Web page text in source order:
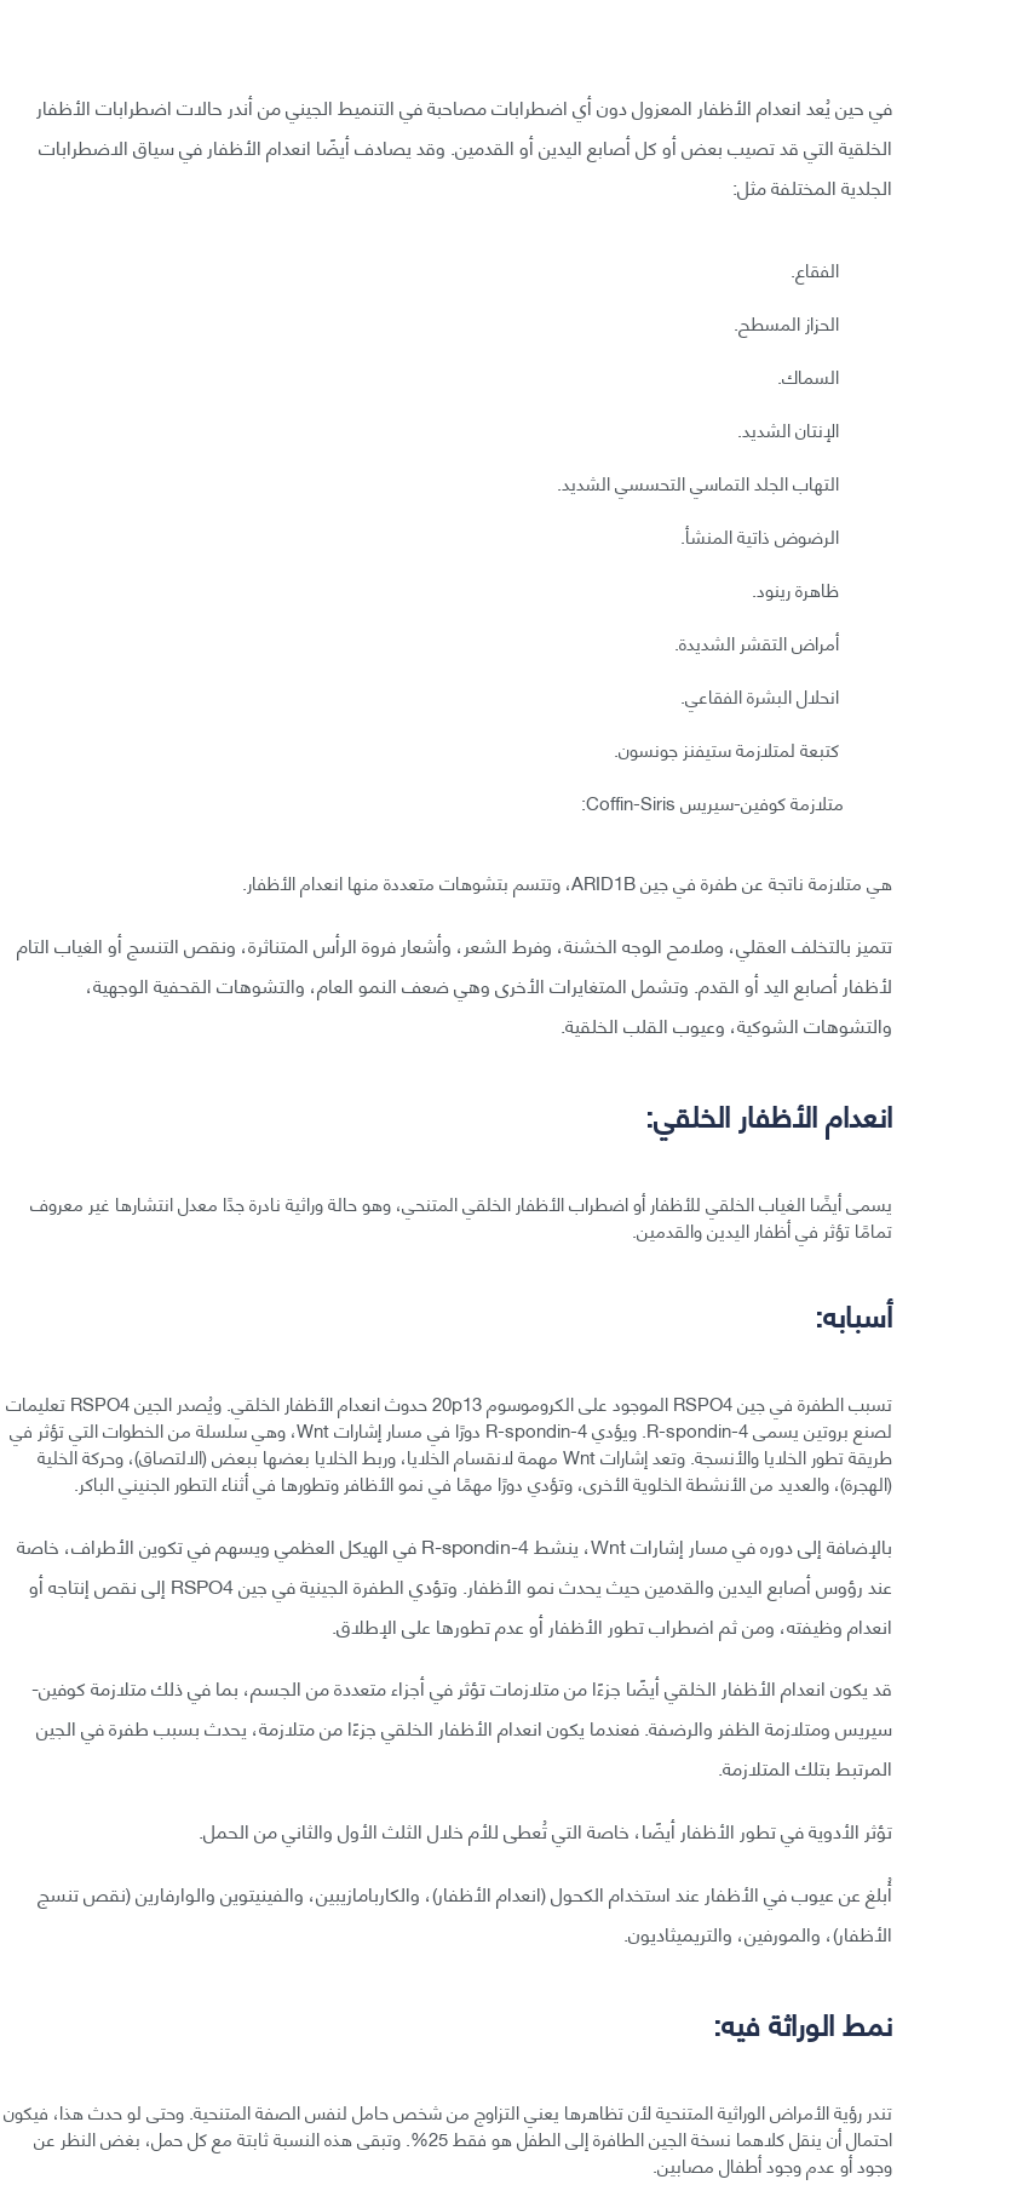
في حين يُعد انعدام الأظفار المعزول دون أي اضطرابات مصاحبة في التنميط الجيني من أندر حالات اضطرابات الأظفار
الخلقية التي قد تصيب بعض أو كل أصابع اليدين أو القدمين. وقد يصادف أيضًا انعدام الأظفار في سياق الاضطرابات
الجلدية المختلفة مثل:
الفقاع.
الحزاز المسطح.
السماك.
الإنتان الشديد.
التهاب الجلد التماسي التحسسي الشديد.
الرضوض ذاتية المنشأ.
ظاهرة رينود.
أمراض التقشر الشديدة.
انحلال البشرة الفقاعي.
كتبعة لمتلازمة ستيفنز جونسون.
متلازمة كوفين-سيريس Coffin-Siris:
هي متلازمة ناتجة عن طفرة في جين ARID1B، وتتسم بتشوهات متعددة منها انعدام الأظفار.
تتميز بالتخلف العقلي، وملامح الوجه الخشنة، وفرط الشعر، وأشعار فروة الرأس المتناثرة، ونقص التنسج أو الغياب التام
لأظفار أصابع اليد أو القدم. وتشمل المتغايرات الأخرى وهي ضعف النمو العام، والتشوهات القحفية الوجهية،
والتشوهات الشوكية، وعيوب القلب الخلقية.
انعدام الأظفار الخلقي:
يسمى أيضًا الغياب الخلقي للأظفار أو اضطراب الأظفار الخلقي المتنحي، وهو حالة وراثية نادرة جدًا معدل انتشارها غير معروف
تمامًا تؤثر في أظفار اليدين والقدمين.
أسبابه:
تسبب الطفرة في جين RSPO4 الموجود على الكروموسوم 20p13 حدوث انعدام الأظفار الخلقي. ويُصدر الجين RSPO4 تعليمات
لصنع بروتين يسمى R-spondin-4. ويؤدي R-spondin-4 دورًا في مسار إشارات Wnt، وهي سلسلة من الخطوات التي تؤثر في
طريقة تطور الخلايا والأنسجة. وتعد إشارات Wnt مهمة لانقسام الخلايا، وربط الخلايا بعضها ببعض (الالتصاق)، وحركة الخلية
(الهجرة)، والعديد من الأنشطة الخلوية الأخرى، وتؤدي دورًا مهمًا في نمو الأظافر وتطورها في أثناء التطور الجنيني الباكر.
بالإضافة إلى دوره في مسار إشارات Wnt، ينشط R-spondin-4 في الهيكل العظمي ويسهم في تكوين الأطراف، خاصة
عند رؤوس أصابع اليدين والقدمين حيث يحدث نمو الأظفار. وتؤدي الطفرة الجينية في جين RSPO4 إلى نقص إنتاجه أو
انعدام وظيفته، ومن ثم اضطراب تطور الأظفار أو عدم تطورها على الإطلاق.
قد يكون انعدام الأظفار الخلقي أيضًا جزءًا من متلازمات تؤثر في أجزاء متعددة من الجسم، بما في ذلك متلازمة كوفين-
سيريس ومتلازمة الظفر والرضفة. فعندما يكون انعدام الأظفار الخلقي جزءًا من متلازمة، يحدث بسبب طفرة في الجين
المرتبط بتلك المتلازمة.
تؤثر الأدوية في تطور الأظفار أيضًا، خاصة التي تُعطى للأم خلال الثلث الأول والثاني من الحمل.
أُبلغ عن عيوب في الأظفار عند استخدام الكحول (انعدام الأظفار)، والكاربامازيبين، والفينيتوين والوارفارين (نقص تنسج
الأظفار)، والمورفين، والتريميثاديون.
نمط الوراثة فيه:
تندر رؤية الأمراض الوراثية المتنحية لأن تظاهرها يعني التزاوج من شخص حامل لنفس الصفة المتنحية. وحتى لو حدث هذا، فيكون
احتمال أن ينقل كلاهما نسخة الجين الطافرة إلى الطفل هو فقط 25%. وتبقى هذه النسبة ثابتة مع كل حمل، بغض النظر عن
وجود أو عدم وجود أطفال مصابين.